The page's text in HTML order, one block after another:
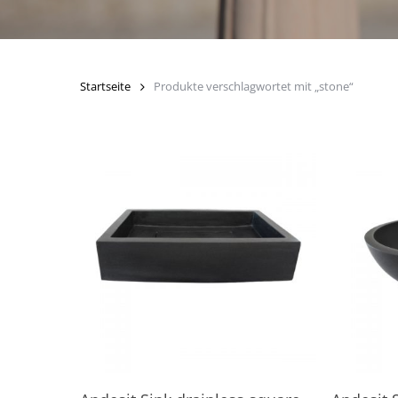
Startseite Produkte verschlagwortet mit „stone“
In den Warenkorb